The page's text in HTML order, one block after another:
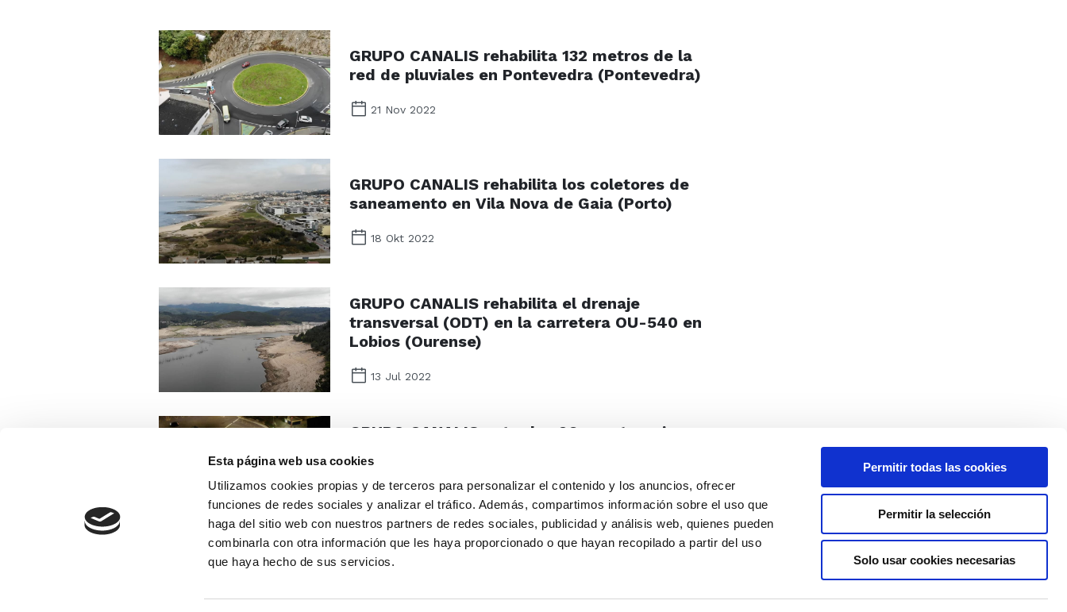
Esta página web usa cookies
Utilizamos cookies propias y de terceros para personalizar el contenido y los anuncios, ofrecer
funciones de redes sociales y analizar el tráfico. Además, compartimos información sobre el uso que
haga del sitio web con nuestros partners de redes sociales, publicidad y análisis web, quienes pueden
combinarla con otra información que les haya proporcionado o que hayan recopilado a partir del uso
que haya hecho de sus servicios.
Permitir todas las cookies
Permitir la selección
Solo usar cookies necesarias
GRUPO CANALIS rehabilita 132 metros de la
red de pluviales en Pontevedra (Pontevedra)
21 Nov 2022
GRUPO CANALIS rehabilita los coletores de
saneamento en Vila Nova de Gaia (Porto)
18 Okt 2022
GRUPO CANALIS rehabilita el drenaje
transversal (ODT) en la carretera OU-540 en
Lobios (Ourense)
13 Jul 2022
GRUPO CANALIS entre las 26 construcciones
en 2021 (Madrid)
20 Jan 2022